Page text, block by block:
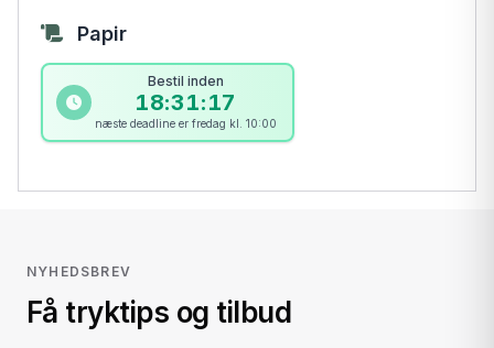
Papir
Bestil inden
18:31:16
næste deadline er fredag kl. 10:00
NYHEDSBREV
Få tryktips og tilbud